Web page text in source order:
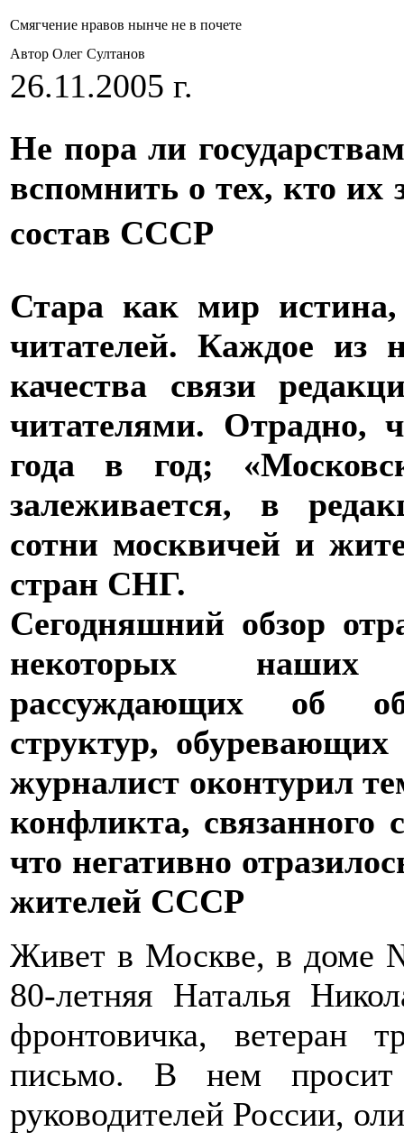
Смягчение нравов нынче не в почете
Автор Олег Султанов
26.11.2005 г.
Не пора ли
вспомнить о тех, кто
состав СССР
Стара как мир
читателей. Каждое из
качества связи
читателями. Отрадно,
года в год;
залеживается, в
сотни москвичей и
стран СНГ.
Сегодняшний обзор
некоторых наших
рассуждающих об
структур,
журналист оконтурил
конфликта, связанного
что негативно
жителей СССР
Живет в Москве, в доме
80-летняя Наталья
фронтовичка, ветеран
письмо. В нем просит
руководителей России,